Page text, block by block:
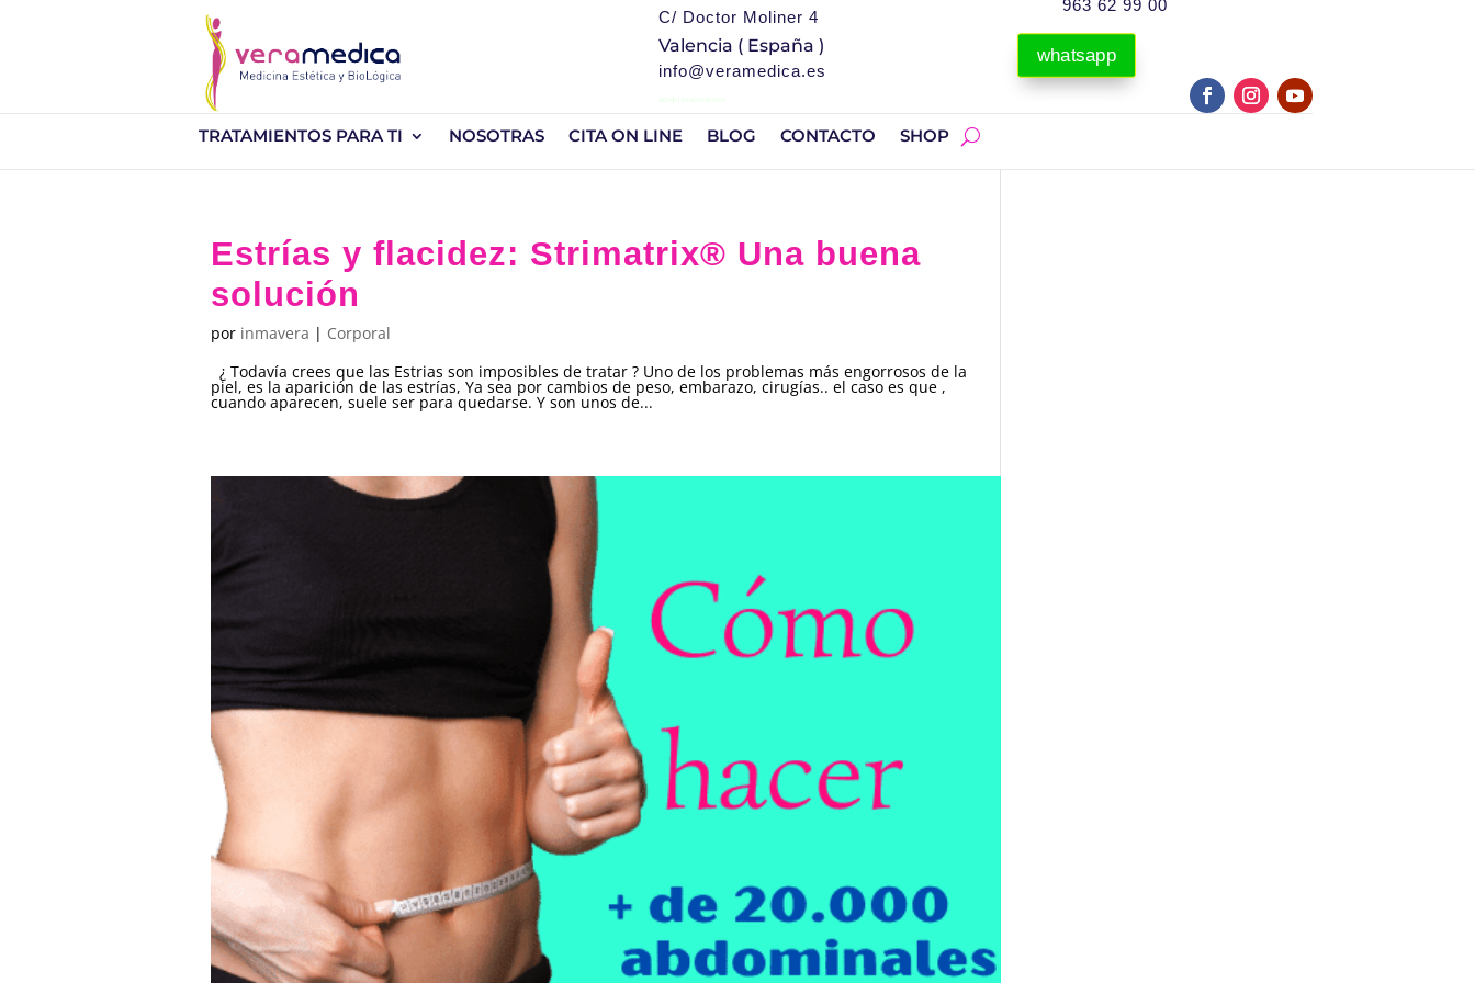
C/ Doctor Moliner 4
Valencia ( España )
info@veramedica.es
ácido hialurónico
963 62 99 00
whatsapp
TRATAMIENTOS PARA TI NOSOTRAS CITA ON LINE BLOG CONTACTO SHOP
Estrías y flacidez: Strimatrix®️ Una buena
solución
por inmavera | Corporal
¿ Todavía crees que las Estrias son imposibles de tratar ? Uno de los problemas más engorrosos de la
piel, es la aparición de las estrías, Ya sea por cambios de peso, embarazo, cirugías.. el caso es que ,
cuando aparecen, suele ser para quedarse. Y son unos de...